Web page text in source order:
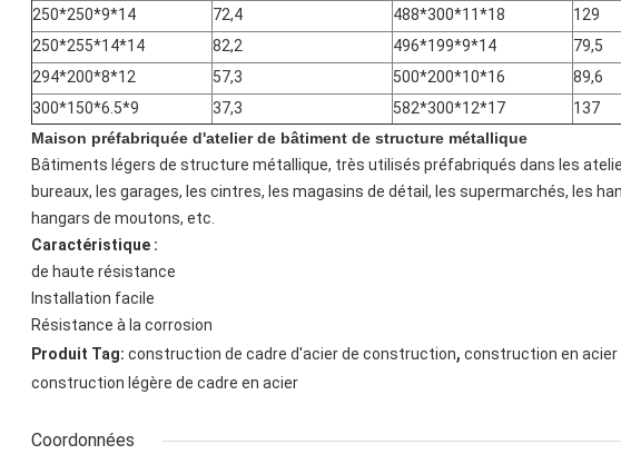
250*250*9*14
72,4 488*300*11*18
129
250*255*14*14
82,2 496*199*9*14
79,5
294*200*8*12
57,3 500*200*10*16
89,6
300*150*6.5*9
37,3 582*300*12*17
137
Maison préfabriquée d'atelier de bâtiment de structure métallique
Bâtiments légers de structure métallique, très utilisés préfabriqués dans les
bureaux, les garages, les cintres, les magasins de détail, les supermarchés, les
hangars de moutons, etc.
Caractéristique :
de haute résistance
Installation facile
Résistance à la corrosion
Produit Tag: construction de cadre d'acier de construction, construction en acier
construction légère de cadre en acier
Coordonnées